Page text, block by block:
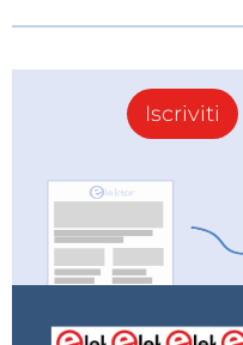
Iscriviti